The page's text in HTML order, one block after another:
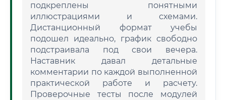
подкреплены понятными
иллюстрациями и схемами.
Дистанционный формат учебы
подошел идеально, график свободно
подстраивала под свои вечера.
Наставник давал детальные
комментарии по каждой выполненной
практической работе и расчету.
Проверочные тесты после модулей